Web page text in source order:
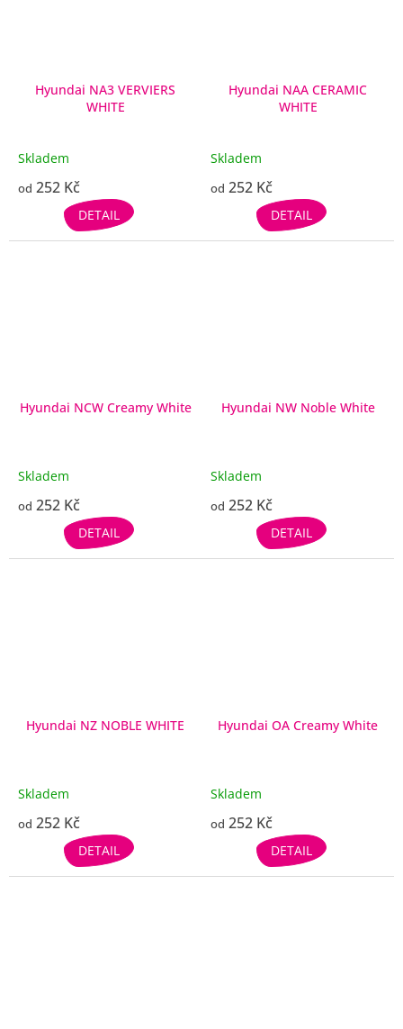
Hyundai NA3 VERVIERS
WHITE
Skladem
od 252 Kč
DETAIL
Hyundai NAA CERAMIC
WHITE
Skladem
od 252 Kč
DETAIL
Hyundai NCW Creamy White
Skladem
od 252 Kč
DETAIL
Hyundai NW Noble White
Skladem
od 252 Kč
DETAIL
Hyundai NZ NOBLE WHITE
Skladem
od 252 Kč
DETAIL
Hyundai OA Creamy White
Skladem
od 252 Kč
DETAIL